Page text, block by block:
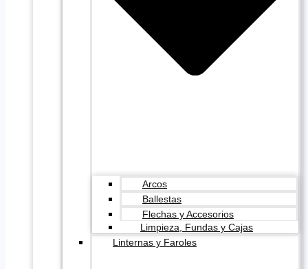
Arcos
Ballestas
Flechas y Accesorios
Limpieza, Fundas y Cajas
Linternas y Faroles